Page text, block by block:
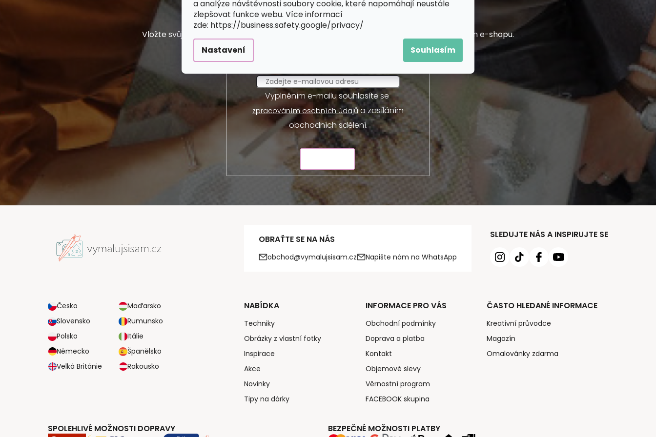
a analýze návštěvnosti soubory cookie, které napomáhají neustále
zlepšovat funkce webu. Více informací
zde: https://business.safety.google/privacy/
Nastavení Souhlasím
Odebírat newsletter
Vložte svůj e-mail a my vám budeme zasílat informace o nových produktech na našem e-shopu.
Vyplněním e-mailu souhlasíte se
zpracováním osobních údajůa zasíláním
obchodních sdělení.
OBRAŤTE SE NA NÁS
obchod@vymalujsisam.cz Napište nám na WhatsApp
SLEDUJTE NÁS A INSPIRUJTE SE
Česko
Maďarsko
Slovensko
Rumunsko
Polsko
Itálie
Německo
Španělsko
Velká Británie
Rakousko
NABÍDKA
Techniky
Obrázky z vlastní fotky
Inspirace
Akce
Novinky
Tipy na dárky
INFORMACE PRO VÁS
Obchodní podmínky
Doprava a platba
Kontakt
Objemové slevy
Věrnostní program
FACEBOOK skupina
ČASTO HLEDANÉ INFORMACE
Kreativní průvodce
Magazín
Omalovánky zdarma
SPOLEHLIVÉ MOŽNOSTI DOPRAVY BEZPEČNÉ MOŽNOSTI PLATBY